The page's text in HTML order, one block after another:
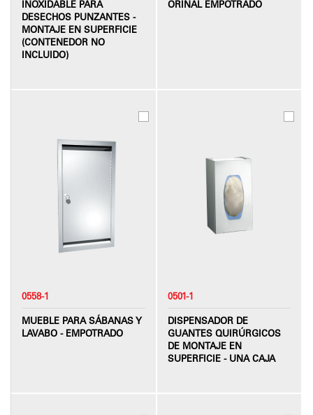
INOXIDABLE PARA
DESECHOS PUNZANTES -
MONTAJE EN SUPERFICIE
(CONTENEDOR NO
INCLUIDO)
ORINAL EMPOTRADO
0558-1
MUEBLE PARA SÁBANAS Y
LAVABO - EMPOTRADO
0501-1
DISPENSADOR DE
GUANTES QUIRÚRGICOS
DE MONTAJE EN
SUPERFICIE - UNA CAJA